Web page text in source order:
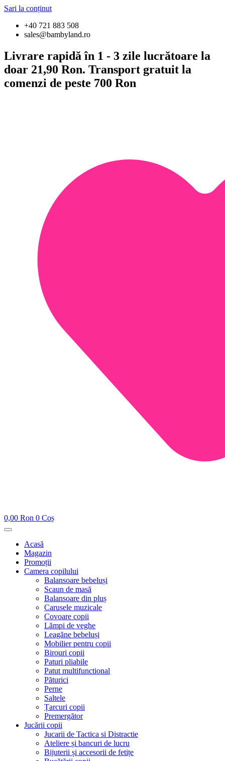
Sari la conținut
+40 721 883 508
sales@bambyland.ro
Livrare rapidă în 1 - 3 zile lucrătoare la
doar 21,90 Ron. Transport gratuit la
comenzi de peste 700 Ron
0,00 Ron 0 Coș
Acasă
Magazin
Promoții
Camera copilului
Balansoare bebeluși
Scaun de masă
Balansoare din pluș
Carusele muzicale
Covoare copii
Lămpi de veghe
Leagăne bebeluși
Mobilier pentru copii
Birouri copii
Paturi pliabile
Patut multifunctional
Păturici
Perne
Saltele
Țarcuri copii
Premergător
Jucării copii
Jucarii de Tactica si Distractie
Ateliere și bancuri de lucru
Bijuterii și accesorii de fetițe